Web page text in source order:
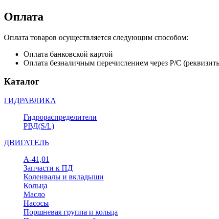
Оплата
Оплата товаров осуществляется следующим способом:
Оплата банковской картой
Оплата безналичным перечислением через Р/С
Каталог
ГИДРАВЛИКА
Гидрораспределители
РВД(S/L)
ДВИГАТЕЛЬ
А-41,01
Запчасти к ПД
Коленвалы и вкладыши
Кольца
Масло
Насосы
Поршневая группа и кольца